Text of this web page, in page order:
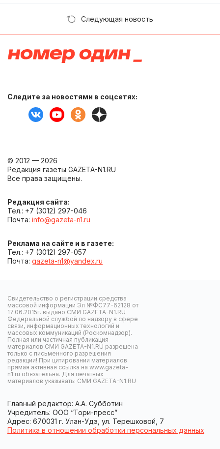
Следующая новость
Следите за новостями в соцсетях:
© 2012 — 2026
Редакция газеты GAZETA-N1.RU
Все права защищены.
Редакция сайта:
Тел.: +7 (3012) 297-046
Почта: info@gazeta-n1.ru
Реклама на сайте и в газете:
Тел.: +7 (3012) 297-057
Почта: gazeta-n1@yandex.ru
Свидетельство о регистрации средства
массовой информации Эл №ФС77-62128 от
17.06.2015г. выдано СМИ GAZETA-N1.RU
Федеральной службой по надзору в сфере
связи, информационных технологий и
массовых коммуникаций (Роскомнадзор).
Полная или частичная публикация
материалов СМИ GAZETA-N1.RU разрешена
только с письменного разрешения
редакции! При цитировании материалов
прямая активная ссылка на www.gazeta-
n1.ru обязательна. Для печатных
материалов указывать: СМИ GAZETA-N1.RU
Главный редактор: А.А. Субботин
Учредитель: ООО “Тори-пресс”
Адрес: 670031 г. Улан-Удэ, ул. Терешковой, 7
Политика в отношении обработки персональных данных